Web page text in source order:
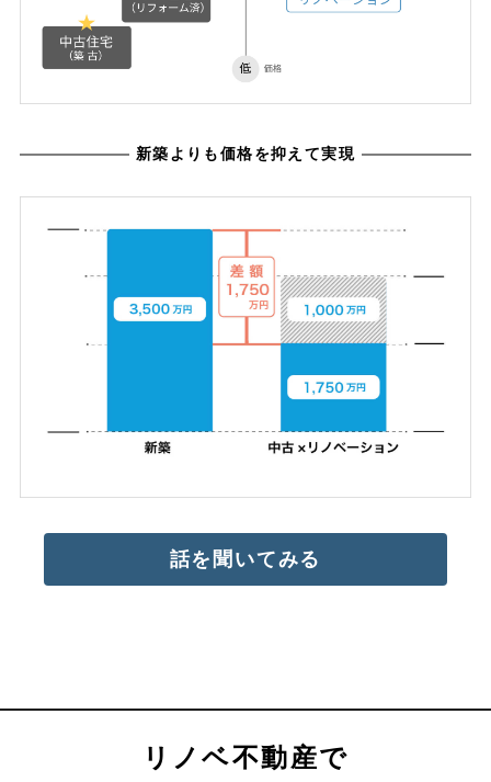
新築よりも価格を抑えて実現
話を聞いてみる
リノベ不動産で